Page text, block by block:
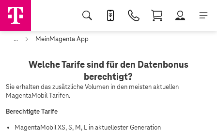
... MeinMagenta App
Welche Tarife sind für den Datenbonus
berechtigt?
Sie erhalten das zusätzliche Volumen in den meisten aktuellen
MagentaMobil Tarifen.
Berechtigte Tarife
MagentaMobil XS, S, M, L in aktuellester Generation